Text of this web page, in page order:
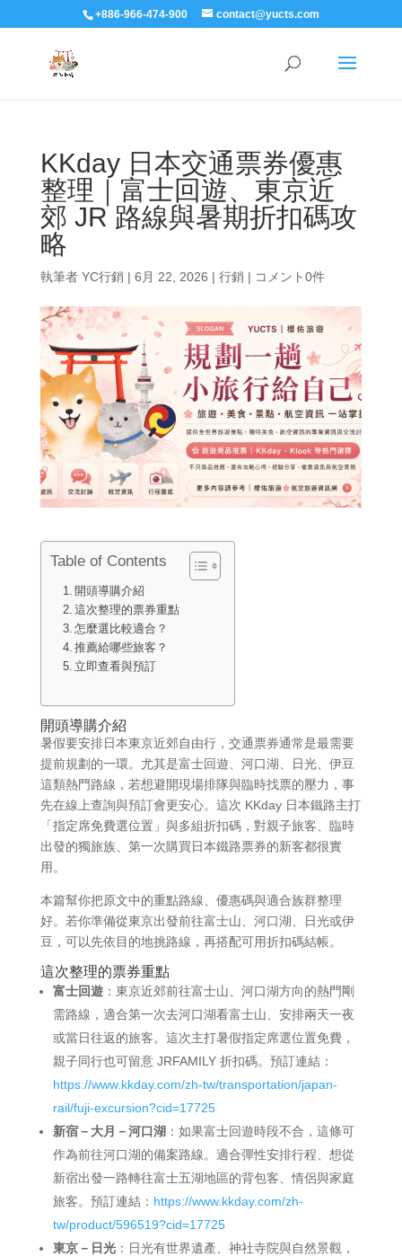
+886-966-474-900 contact@yucts.com
KKday 日本交通票券優惠
整理｜富士回遊、東京近
郊 JR 路線與暑期折扣碼攻
略
執筆者 YC行銷| 6月 22, 2026 | 行銷| コメント0件
Table of Contents
開頭導購介紹
這次整理的票券重點
怎麼選比較適合？
推薦給哪些旅客？
立即查看與預訂
開頭導購介紹
暑假要安排日本東京近郊自由行，交通票券通常是最需要
提前規劃的一環。尤其是富士回遊、河口湖、日光、伊豆
這類熱門路線，若想避開現場排隊與臨時找票的壓力，事
先在線上查詢與預訂會更安心。這次 KKday 日本鐵路主打
「指定席免費選位置」與多組折扣碼，對親子旅客、臨時
出發的獨旅族、第一次購買日本鐵路票券的新客都很實
用。
本篇幫你把原文中的重點路線、優惠碼與適合族群整理
好。若你準備從東京出發前往富士山、河口湖、日光或伊
豆，可以先依目的地挑路線，再搭配可用折扣碼結帳。
這次整理的票券重點
富士回遊：東京近郊前往富士山、河口湖方向的熱門剛
需路線，適合第一次去河口湖看富士山、安排兩天一夜
或當日往返的旅客。這次主打暑假指定席選位置免費，
親子同行也可留意 JRFAMILY 折扣碼。預訂連結：
https://www.kkday.com/zh-tw/transportation/japan-
rail/fuji-excursion?cid=17725
新宿－大月－河口湖 ：如果富士回遊時段不合，這條可
作為前往河口湖的備案路線。適合彈性安排行程、想從
新宿出發一路轉往富士五湖地區的背包客、情侶與家庭
旅客。預訂連結： https://www.kkday.com/zh-
tw/product/596519?cid=17725
東京－日光：日光有世界遺產、神社寺院與自然景觀，